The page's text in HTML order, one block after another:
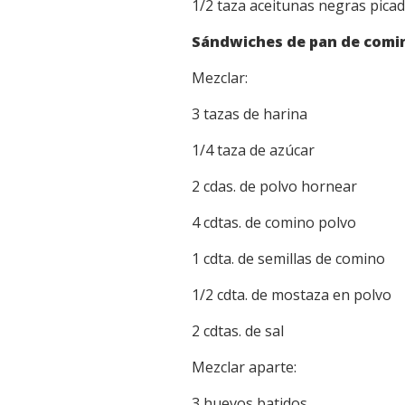
1/2 taza aceitunas negras
Sándwiches de pan de
Mezclar:
3 tazas de harina
1/4 taza de azúcar
2 cdas. de polvo hornear
4 cdtas. de comino polvo
1 cdta. de semillas de comino
1/2 cdta. de mostaza en polvo
2 cdtas. de sal
Mezclar aparte: